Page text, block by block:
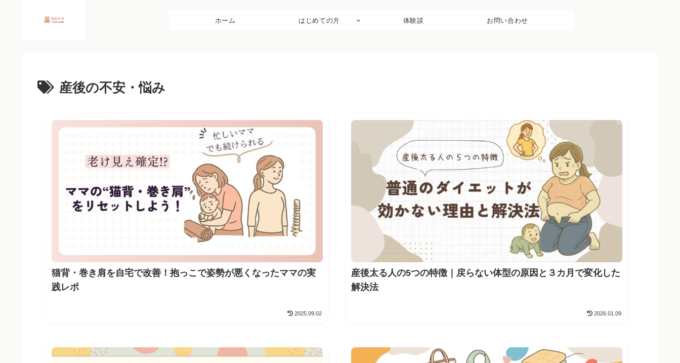
ホーム はじめての方 体験談 お問い合わせ
産後の不安・悩み
猫背・巻き肩を自宅で改善！抱っこで姿勢が悪くなったママの実
践レポ
2025.09.02
産後太る人の5つの特徴｜戻らない体型の原因と３カ月で変化した
解決法
2026.01.09